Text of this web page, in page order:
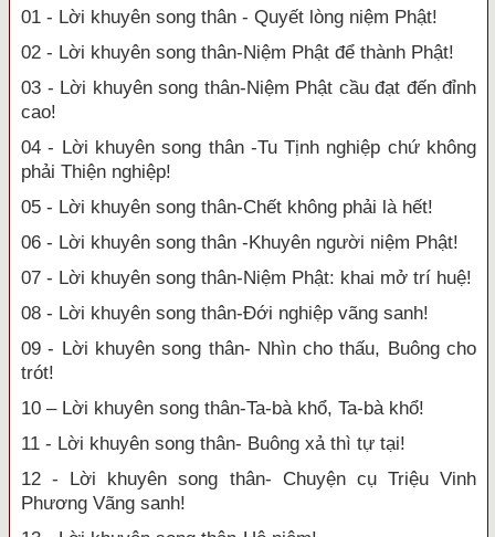
01 - Lời khuyên song thân - Quyết lòng niệm Phật!
02 - Lời khuyên song thân-Niệm Phật để thành Phật!
03 - Lời khuyên song thân-Niệm Phật cầu đạt đến đỉnh
cao!
04 - Lời khuyên song thân -Tu Tịnh nghiệp chứ không
phải Thiện nghiệp!
05 - Lời khuyên song thân-Chết không phải là hết!
06 - Lời khuyên song thân -Khuyên người niệm Phật!
07 - Lời khuyên song thân-Niệm Phật: khai mở trí huệ!
08 - Lời khuyên song thân-Đới nghiệp vãng sanh!
09 - Lời khuyên song thân- Nhìn cho thấu, Buông cho
trót!
10 – Lời khuyên song thân-Ta-bà khổ, Ta-bà khổ!
11 - Lời khuyên song thân- Buông xả thì tự tại!
12 - Lời khuyên song thân- Chuyện cụ Triệu Vinh
Phương Vãng sanh!